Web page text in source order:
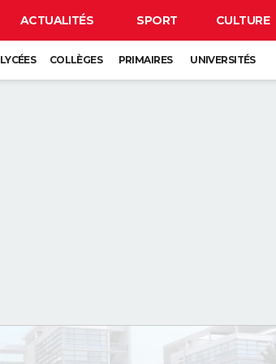
ACTUALITÉS SPORT CULTURE
LYCÉES COLLÈGES PRIMAIRES UNIVERSITÉS